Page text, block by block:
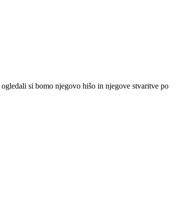
si bomo njegovo hišo in njegove stvaritve po